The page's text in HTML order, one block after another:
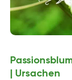
| Ursachen